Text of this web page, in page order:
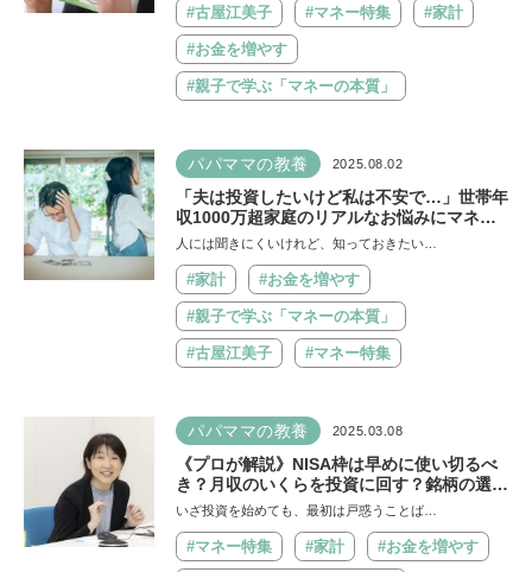
#古屋江美子 #マネー特集 #家計
#お金を増やす
#親子で学ぶ「マネーの本質」
パパママの教養 2025.08.02
「夫は投資したいけど私は不安で…」世帯年
収1000万超家庭のリアルなお悩みにマネー
のプロが回答 【アセットマネジメントOne
人には聞きにくいけれど、知っておきたい…
#家計 #お金を増やす
#親子で学ぶ「マネーの本質」
#古屋江美子 #マネー特集
パパママの教養 2025.03.08
《プロが解説》NISA枠は早めに使い切るべ
き？月収のいくらを投資に回す？銘柄の選び
方、売り時買い時などお金のあれこれをママ
いざ投資を始めても、最初は戸惑うことば…
#マネー特集 #家計 #お金を増やす